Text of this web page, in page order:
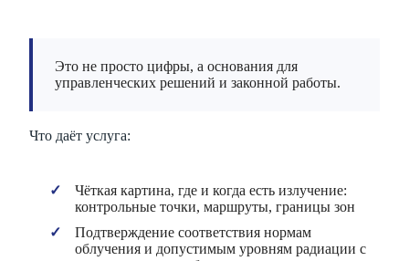
Это не просто цифры, а основания для
управленческих решений и законной работы.
Что даёт услуга:
Чёткая картина, где и когда есть излучение:
контрольные точки, маршруты, границы зон
Подтверждение соответствия нормам
облучения и допустимым уровням радиации с